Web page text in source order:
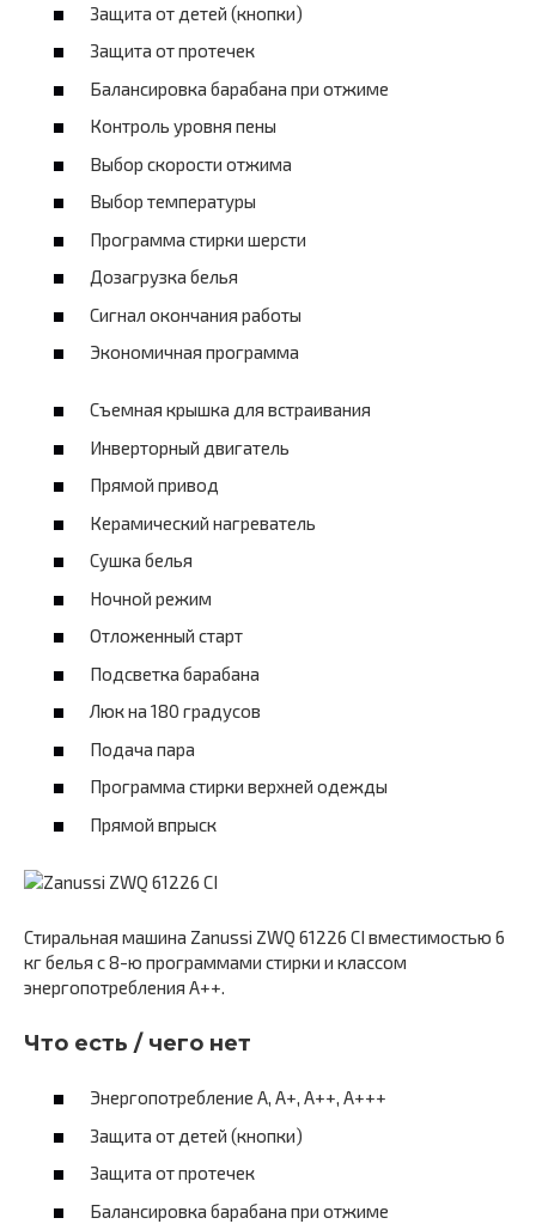
Защита от детей (кнопки)
Защита от протечек
Балансировка барабана при отжиме
Контроль уровня пены
Выбор скорости отжима
Выбор температуры
Программа стирки шерсти
Дозагрузка белья
Сигнал окончания работы
Экономичная программа
Съемная крышка для встраивания
Инверторный двигатель
Прямой привод
Керамический нагреватель
Сушка белья
Ночной режим
Отложенный старт
Подсветка барабана
Люк на 180 градусов
Подача пара
Программа стирки верхней одежды
Прямой впрыск
Стиральная машина Zanussi ZWQ 61226 CI вместимостью 6
кг белья с 8-ю программами стирки и классом
энергопотребления A++.
Что есть / чего нет
Энергопотребление A, А+, А++, А+++
Защита от детей (кнопки)
Защита от протечек
Балансировка барабана при отжиме